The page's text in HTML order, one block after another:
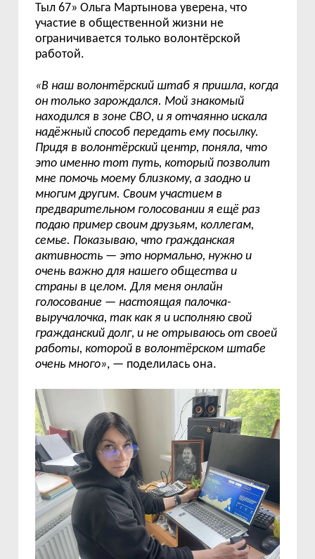
Тыл 67» Ольга Мартынова уверена, что
участие в общественной жизни не
ограничивается только волонтёрской
работой.
«В наш волонтёрский штаб я пришла, когда
он только зарождался. Мой знакомый
находился в зоне СВО, и я отчаянно искала
надёжный способ передать ему посылку.
Придя в волонтёрский центр, поняла, что
это именно тот путь, который позволит
мне помочь моему близкому, а заодно и
многим другим. Своим участием в
предварительном голосовании я ещё раз
подаю пример своим друзьям, коллегам,
семье. Показываю, что гражданская
активность — это нормально, нужно и
очень важно для нашего общества и
страны в целом. Для меня онлайн
голосование — настоящая палочка-
выручалочка, так как я и исполняю свой
гражданский долг, и не отрываюсь от своей
работы, которой в волонтёрском штабе
очень много», — поделилась она.